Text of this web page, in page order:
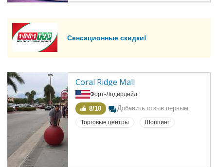
Сенсационные скидки!
Coral Ridge Mall
Форт-Лодердейл
8/10 Добавить отзыв первым
Торговые центры Шоппинг